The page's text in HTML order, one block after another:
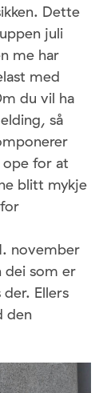
Dette
juli
me har
med
du vil ha
så
for at
blitt mykje
november
dei som er
Ellers
den